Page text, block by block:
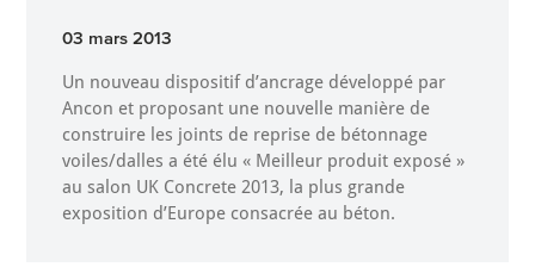
03 mars 2013
Un nouveau dispositif d’ancrage développé par
Ancon et proposant une nouvelle manière de
construire les joints de reprise de bétonnage
voiles/dalles a été élu « Meilleur produit exposé »
au salon UK Concrete 2013, la plus grande
exposition d’Europe consacrée au béton.